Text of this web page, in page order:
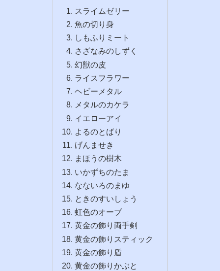
スライムゼリー
魚の切り身
しもふりミート
さざなみのしずく
幻獣の皮
ライスフラワー
ヘビーメタル
メタルのカケラ
イエローアイ
よるのとばり
げんませき
まほうの樹木
いかずちのたま
なないろのまゆ
ときのすいしょう
虹色のオーブ
黄金の飾り両手剣
黄金の飾りスティック
黄金の飾り盾
黄金の飾りかぶと